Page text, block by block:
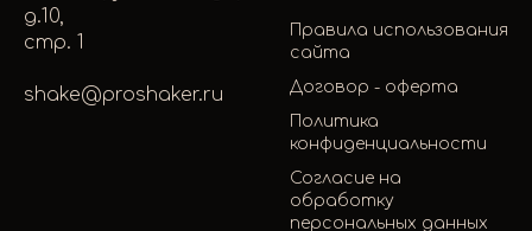
д.10,
стр. 1
shake@proshaker.ru
Правила использования
сайта
Договор - оферта
Политика
конфиденциальности
Согласие на
обработку
персональных данных